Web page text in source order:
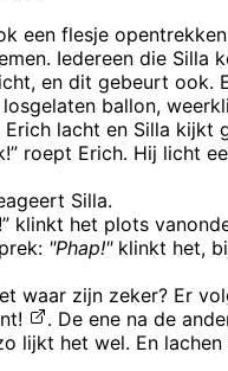
een flesje
Iedereen die Silla
en dit gebeurt ook.
ballon,
lacht en Silla kijkt
roept Erich. Hij licht
Silla.
klinkt het plots
"Phap!"klinkt het,
waar zijn zeker? Er
. De ene na de
lijkt het wel. En